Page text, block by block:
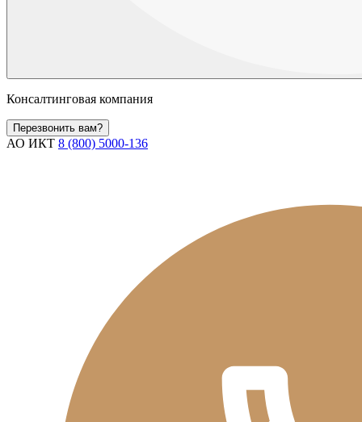
Консалтинговая компания
Перезвонить вам?
АО ИКТ 8 (800) 5000-136